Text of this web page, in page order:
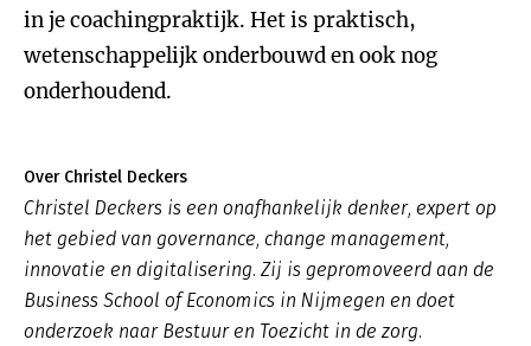
in je coachingpraktijk. Het is praktisch,
wetenschappelijk onderbouwd en ook nog
onderhoudend.
Over Christel Deckers
Christel Deckers is een onafhankelijk denker, expert op
het gebied van governance, change management,
innovatie en digitalisering. Zij is gepromoveerd aan de
Business School of Economics in Nijmegen en doet
onderzoek naar Bestuur en Toezicht in de zorg.